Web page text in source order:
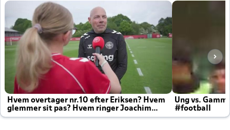
Hvem overtager nr.10 efter Eriksen? Hvem
glemmer sit pas? Hvem ringer Joachim
altid til efter kampe?
Ung vs.
#football